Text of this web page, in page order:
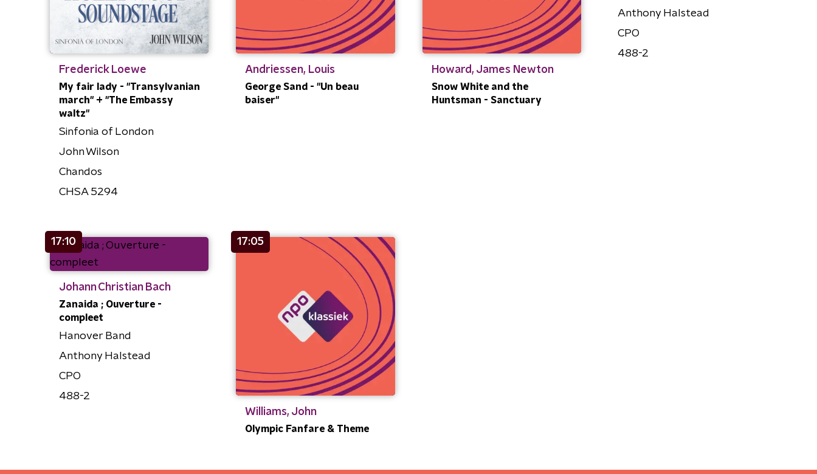
Frederick Loewe
My fair lady - "Transylvanian
march" + "The Embassy
waltz"
Sinfonia of London
John Wilson
Chandos
CHSA 5294
Andriessen, Louis
George Sand - "Un beau
baiser"
Howard, James Newton
Snow White and the
Huntsman - Sanctuary
Anthony Halstead
CPO
488-2
17:10
Johann Christian Bach
Zanaida ; Ouverture -
compleet
Hanover Band
Anthony Halstead
CPO
488-2
17:05
Williams, John
Olympic Fanfare & Theme